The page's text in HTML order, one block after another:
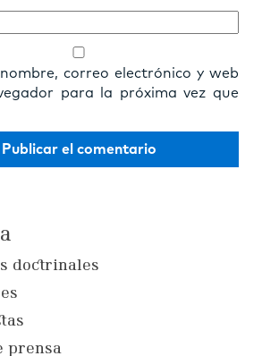
correo electrónico y web
para la próxima vez que
doctrinales
prensa